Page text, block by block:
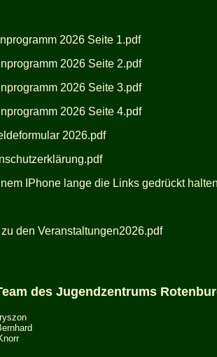
2026 Seite 1.pdf
2026 Seite 2.pdf
2026 Seite 3.pdf
2026 Seite 4.pdf
2026.pdf
IPhone lange die Links gedrückt
den Veranstaltungen2026.pdf
des Jugendzentrums